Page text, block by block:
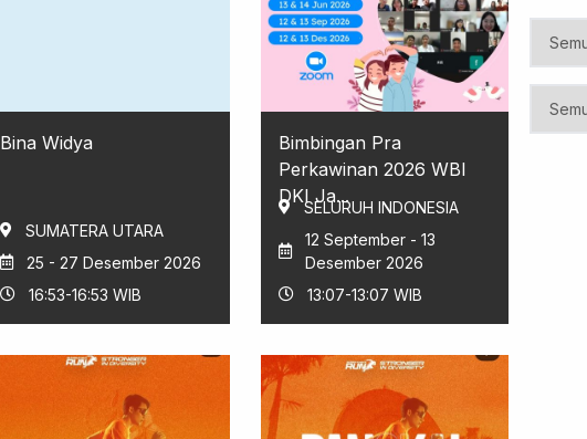
Bina Widya
SUMATERA UTARA
25 - 27 Desember 2026
16:53-16:53 WIB
Bimbingan Pra
Perkawinan 2026 WBI
DKI Ja...
SELURUH INDONESIA
12 September - 13
Desember 2026
13:07-13:07 WIB